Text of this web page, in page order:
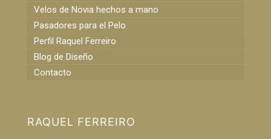
Velos de Novia hechos a mano
Pasadores para el Pelo
Perfil Raquel Ferreiro
Blog de Diseño
Contacto
RAQUEL FERREIRO